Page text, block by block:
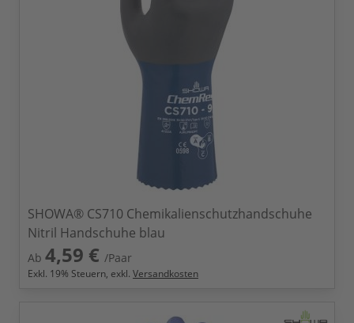
SHOWA® CS710 Chemikalienschutzhandschuhe
Nitril Handschuhe blau
Ab 4,59 € /Paar
Exkl. 19% Steuern, exkl. Versandkosten